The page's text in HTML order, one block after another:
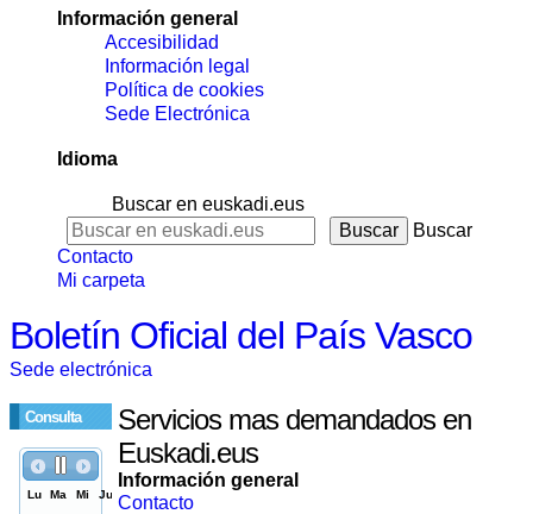
Información general
Accesibilidad
Información legal
Política de cookies
Sede Electrónica
Idioma
Buscar en euskadi.eus
Buscar
Contacto
Mi carpeta
Boletín Oficial del País Vasco
Sede electrónica
Consulta
Servicios mas demandados en
Euskadi.eus
Información general
Contacto